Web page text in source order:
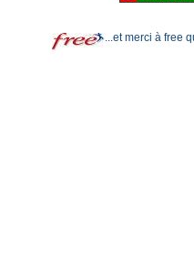
...et merci à free